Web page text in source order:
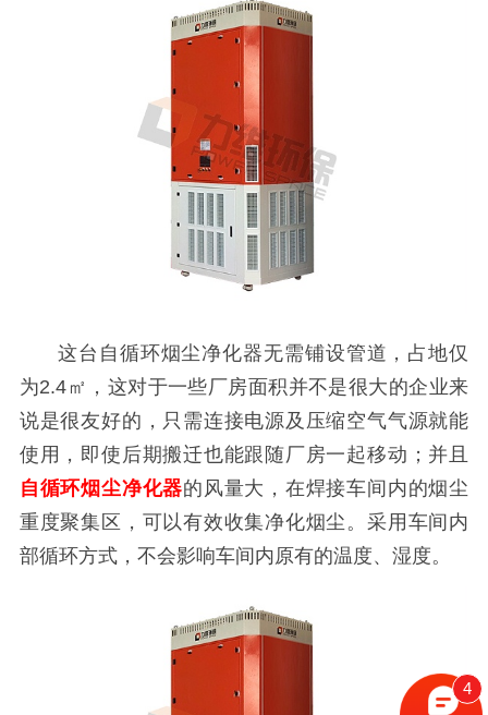
这台自循环烟尘净化器无需铺设管道，占地仅
为2.4㎡，这对于一些厂房面积并不是很大的企业来
说是很友好的，只需连接电源及压缩空气气源就能
使用，即使后期搬迁也能跟随厂房一起移动；并且
自循环烟尘净化器的风量大，在焊接车间内的烟尘
重度聚集区，可以有效收集净化烟尘。采用车间内
部循环方式，不会影响车间内原有的温度、湿度。
4